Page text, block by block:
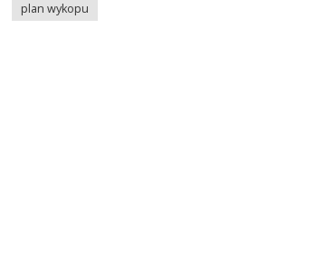
plan wykopu